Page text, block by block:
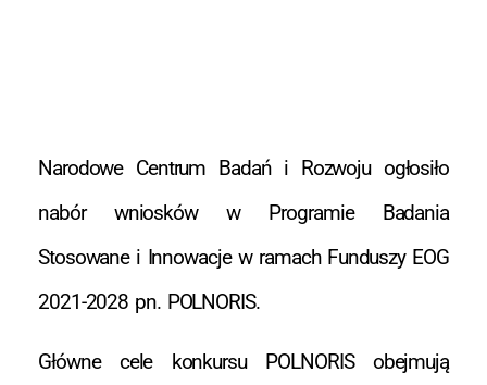
Narodowe Centrum Badań i Rozwoju ogłosiło
nabór wniosków w Programie Badania
Stosowane i Innowacje w ramach Funduszy EOG
2021-2028 pn. POLNORIS.
Główne cele konkursu POLNORIS obejmują